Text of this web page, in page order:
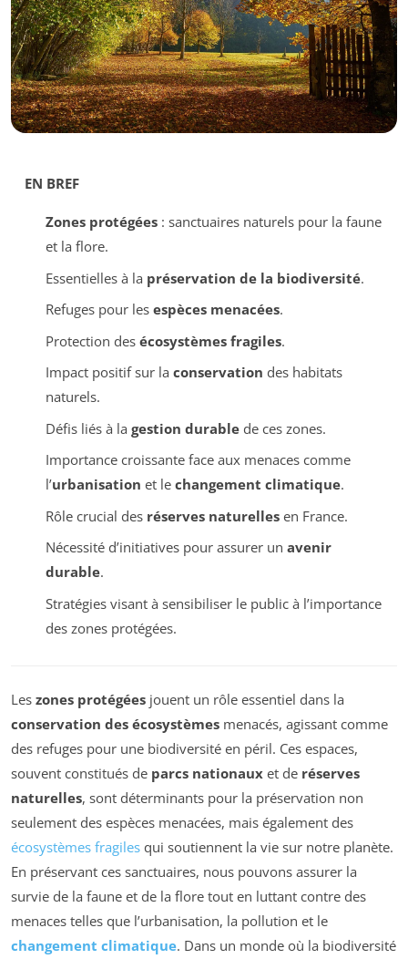
EN BREF
Zones protégées: sanctuaires naturels pour la faune
et la flore.
Essentielles à la préservation de la biodiversité.
Refuges pour les espèces menacées.
Protection des écosystèmes fragiles.
Impact positif sur la conservation des habitats
naturels.
Défis liés à la gestion durablede ces zones.
Importance croissante face aux menaces comme
l’urbanisation et le changement climatique.
Rôle crucial des réserves naturellesen France.
Nécessité d’initiatives pour assurer un avenir
durable.
Stratégies visant à sensibiliser le public à l’importance
des zones protégées.
Les zones protégées jouent un rôle essentiel dans la
conservation des écosystèmes menacés, agissant comme
des refuges pour une biodiversité en péril. Ces espaces,
souvent constitués de parcs nationaux et de réserves
naturelles, sont déterminants pour la préservation non
seulement des espèces menacées, mais également des
écosystèmes fragiles qui soutiennent la vie sur notre planète.
En préservant ces sanctuaires, nous pouvons assurer la
survie de la faune et de la flore tout en luttant contre des
menaces telles que l’urbanisation, la pollution et le
changement climatique. Dans un monde où la biodiversité